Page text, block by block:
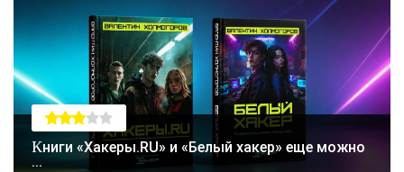
Книги «Хакеры.RU» и «Белый хакер» еще можно
...